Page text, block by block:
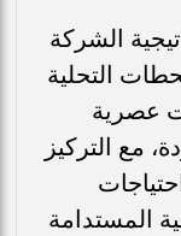
الشركة
التحلية
عصرية
مع التركيز
المستدامة